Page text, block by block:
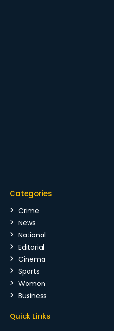
Categories
Crime
News
National
Editorial
Cinema
Sports
Women
Business
Quick Links